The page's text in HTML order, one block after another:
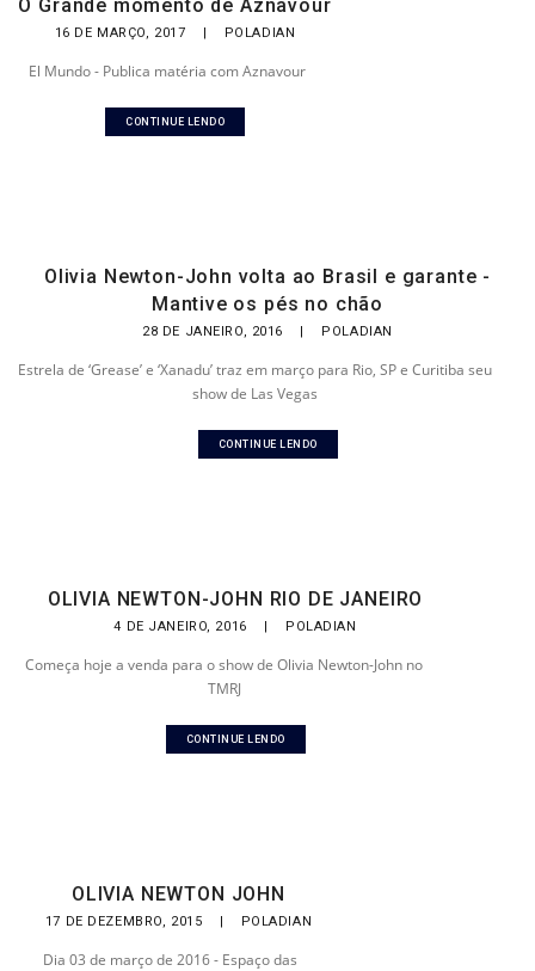
O Grande momento de Aznavour
16 DE MARÇO, 2017 | POLADIAN
El Mundo - Publica matéria com Aznavour
CONTINUE LENDO
Olivia Newton-John volta ao Brasil e garante -
Mantive os pés no chão
28 DE JANEIRO, 2016 | POLADIAN
Estrela de ‘Grease’ e ‘Xanadu’ traz em março para Rio, SP e Curitiba seu
show de Las Vegas
CONTINUE LENDO
OLIVIA NEWTON-JOHN RIO DE JANEIRO
4 DE JANEIRO, 2016 | POLADIAN
Começa hoje a venda para o show de Olivia Newton-John no
TMRJ
CONTINUE LENDO
OLIVIA NEWTON JOHN
17 DE DEZEMBRO, 2015 | POLADIAN
Dia 03 de março de 2016 - Espaço das